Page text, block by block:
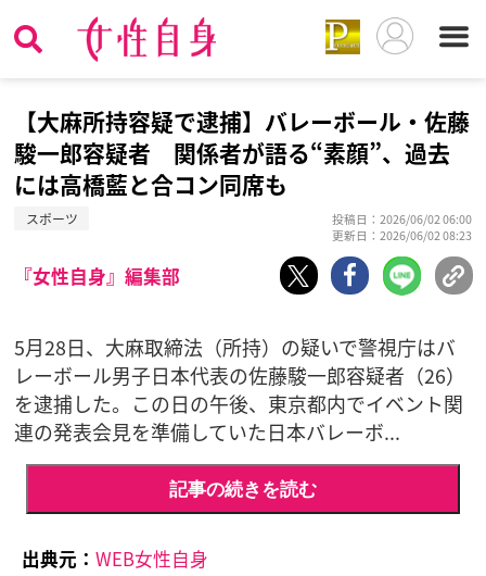
【大麻所持容疑で逮捕】バレーボール・佐藤
駿一郎容疑者 関係者が語る“素顔”、過去
には高橋藍と合コン同席も
スポーツ
投稿日：2026/06/02 06:00
更新日：2026/06/02 08:23
『女性自身』編集部
5月28日、大麻取締法（所持）の疑いで警視庁はバ
レーボール男子日本代表の佐藤駿一郎容疑者（26）
を逮捕した。この日の午後、東京都内でイベント関
連の発表会見を準備していた日本バレーボ...
記事の続きを読む
出典元： WEB女性自身